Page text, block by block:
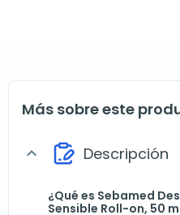
Más sobre este
expand_more Descripción
¿Qué es Sebamed
Sensible Roll-on, 50